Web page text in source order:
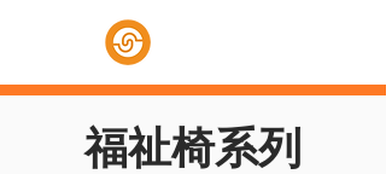
福祉椅系列